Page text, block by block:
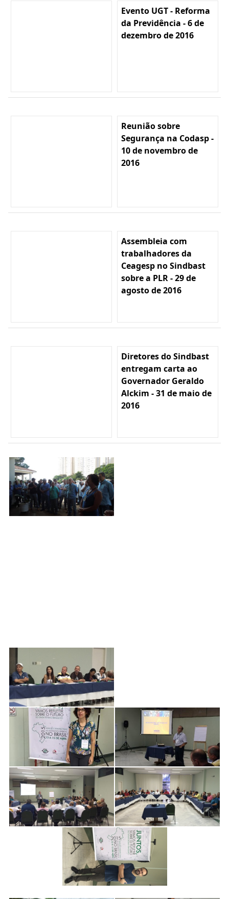
Evento UGT - Reforma
da Previdência - 6 de
dezembro de 2016
Reunião sobre
Segurança na Codasp -
10 de novembro de
2016
Assembleia com
trabalhadores da
Ceagesp no Sindbast
sobre a PLR - 29 de
agosto de 2016
Diretores do Sindbast
entregam carta ao
Governador Geraldo
Alckim - 31 de maio de
2016